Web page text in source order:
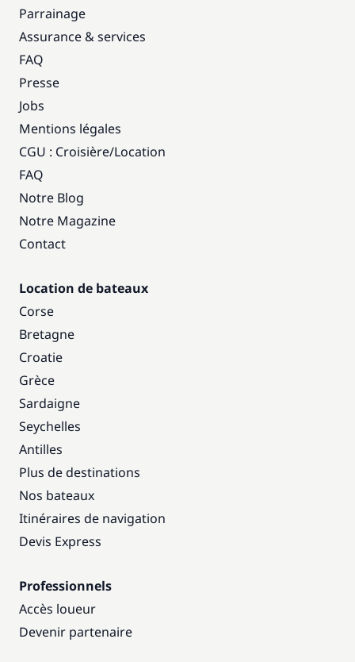
Parrainage
Assurance & services
FAQ
Presse
Jobs
Mentions légales
CGU : Croisière/Location
FAQ
Notre Blog
Notre Magazine
Contact
Location de bateaux
Corse
Bretagne
Croatie
Grèce
Sardaigne
Seychelles
Antilles
Plus de destinations
Nos bateaux
Itinéraires de navigation
Devis Express
Professionnels
Accès loueur
Devenir partenaire